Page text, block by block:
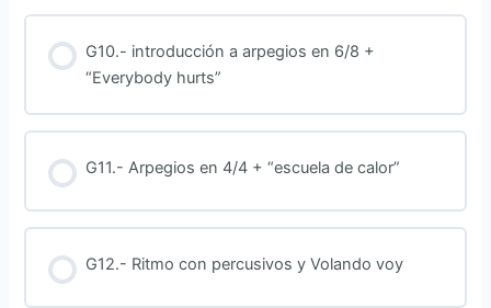
G10.- introducción a arpegios en 6/8 +
“Everybody hurts”
G11.- Arpegios en 4/4 + “escuela de calor”
G12.- Ritmo con percusivos y Volando voy